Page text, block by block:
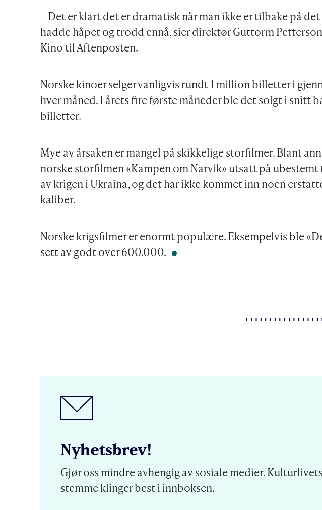
– Det er klart det er dramatisk når man ikke er tilbake på
hadde håpet og trodd ennå, sier direktør Guttorm
Kino til Aftenposten.
Norske kinoer selger vanligvis rundt 1 million billetter i
hver måned. I årets fire første måneder ble det solgt i snitt
billetter.
Mye av årsaken er mangel på skikkelige storfilmer. Blant
norske storfilmen «Kampen om Narvik» utsatt på
av krigen i Ukraina, og det har ikke kommet inn noen
kaliber.
Norske krigsfilmer er enormt populære. Eksempelvis ble
sett av godt over 600.000.
Nyhetsbrev!
Gjør oss mindre avhengig av sosiale medier. Kulturlivets
stemme klinger best i innboksen.